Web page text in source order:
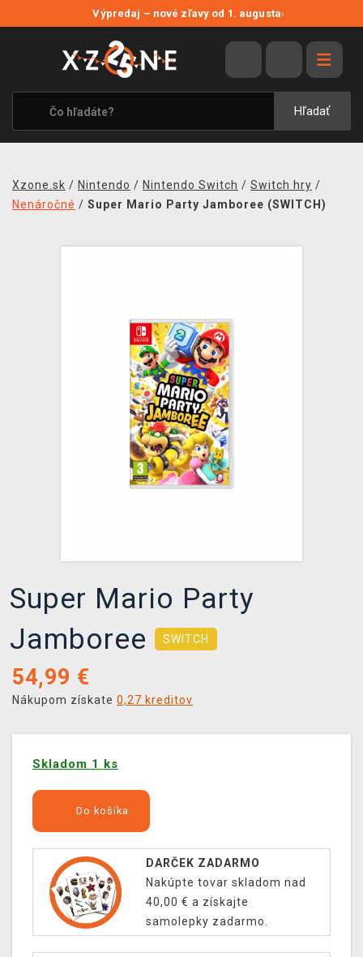
Výpredaj – nové zľavy od 1. augusta›
Hľadať
VÝPREDAJ
VIDEOHRY
XZONE ORIGINALS
TEMATIKY
MERCHANDISE
Xzone.sk / Nintendo / Nintendo Switch / Switch hry /
Nenáročné / Super Mario Party Jamboree (SWITCH)
Super Mario Party
Jamboree
SWITCH
54,99 €
Nákupom získate 0,27 kreditov
Skladom 1 ks
Do košíka
DARČEK ZADARMO
Nakúpte tovar skladom nad
40,00 € a získajte
samolepky zadarmo.